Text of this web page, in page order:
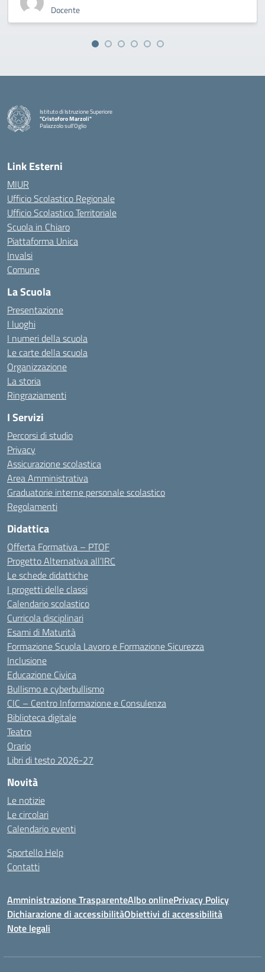
Docente
Istituto di Istruzione Superiore
"Cristoforo Marzoli"
Palazzolo sull'Oglio
— Visita la pagina iniziale della scuola
Link Esterni
MIUR
Ufficio Scolastico Regionale
Ufficio Scolastico Territoriale
Scuola in Chiaro
Piattaforma Unica
Invalsi
Comune
La Scuola
Presentazione
I luoghi
I numeri della scuola
Le carte della scuola
Organizzazione
La storia
Ringraziamenti
I Servizi
Percorsi di studio
Privacy
Assicurazione scolastica
Area Amministrativa
Graduatorie interne personale scolastico
Regolamenti
Didattica
Offerta Formativa – PTOF
Progetto Alternativa all’IRC
Le schede didattiche
I progetti delle classi
Calendario scolastico
Curricola disciplinari
Esami di Maturità
Formazione Scuola Lavoro e Formazione Sicurezza
Inclusione
Educazione Civica
Bullismo e cyberbullismo
CIC – Centro Informazione e Consulenza
Biblioteca digitale
Teatro
Orario
Libri di testo 2026-27
Novità
Le notizie
Le circolari
Calendario eventi
Sportello Help
Contatti
Amministrazione TrasparenteAlbo onlinePrivacy Policy
Dichiarazione di accessibilitàObiettivi di accessibilità
Note legali